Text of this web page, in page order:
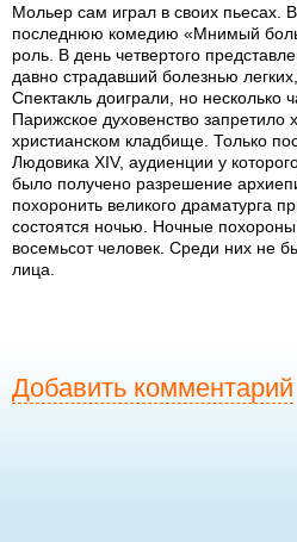
Мольер сам играл в своих пьесах.
последнюю комедию «Мнимый
роль. В день четвертого
давно страдавший болезнью
Спектакль доиграли, но несколько
Парижское духовенство запретило
христианском кладбище. Только
Людовика XIV, аудиенции у
было получено разрешение
похоронить великого драматурга
состоятся ночью. Ночные
восемьсот человек. Среди них не
лица.
Добавить комментарий